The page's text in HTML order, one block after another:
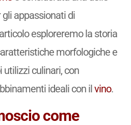
appassionati di
esploreremo la storia
morfologiche e
utilizzi culinari, con
ideali con il vino.
come